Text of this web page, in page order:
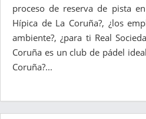
proceso de reserva de pista
Hípica de La Coruña?, ¿los
ambiente?, ¿para ti Real
Coruña es un club de pádel
Coruña?...